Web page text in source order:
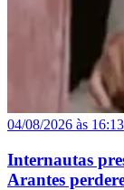
04/08/2026 às 16:13
Internautas
Arantes